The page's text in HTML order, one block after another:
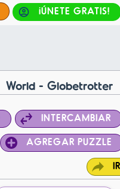
¡ÚNETE GRATIS!
World - Globetrotter
INTERCAMBIAR
AGREGAR PUZZLE